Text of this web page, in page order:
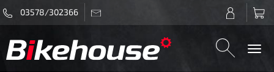
03578/302366